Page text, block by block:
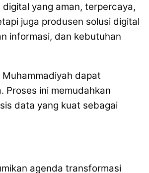
yang aman, terpercaya,
juga produsen solusi digital
informasi, dan kebutuhan
dapat
Proses ini memudahkan
data yang kuat sebagai
agenda transformasi